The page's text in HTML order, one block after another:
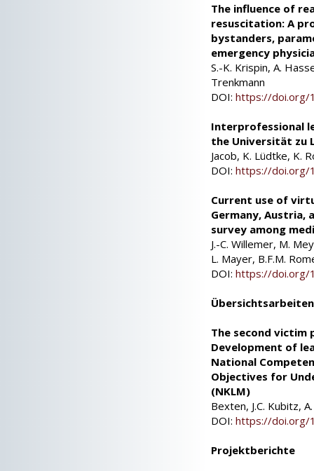
The influence of
resuscitation: A
bystanders,
emergency
S.-K. Krispin, A.
Trenkmann
DOI:https://doi.org/
Interprofessional
the Universität zu
Jacob, K. Lüdtke, K.
DOI:https://doi.org/
Current use of
Germany, Austria,
survey among
J.-C. Willemer, M.
L. Mayer, B.F.M.
DOI:https://doi.org/
Übersichtsarbeiten
The second victim
Development of
National
Objectives for
(NKLM)
Bexten, J.C. Kubitz,
DOI:https://doi.org/
Projektberichte